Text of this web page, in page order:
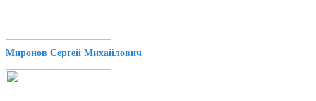
Миронов Сергей Михайлович